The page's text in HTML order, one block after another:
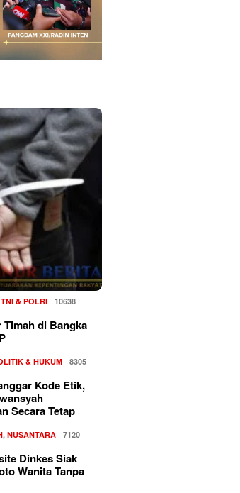
TNI & POLRI
10638
Timah di Bangka
& HUKUM
8305
Kode Etik,
Secara Tetap
,NUSANTARA
7120
Dinkes Siak
Wanita Tanpa